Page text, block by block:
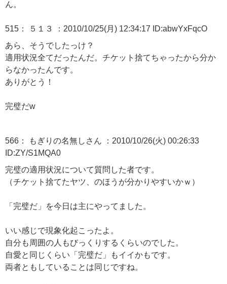
ん。
515： ５１３ ：2010/10/25(月) 12:34:17 ID:abwYxFqcO
あら、そうでしたっけ？
適用状況全てだったんだ。チケット捨てちゃったから分か
らなかったんです。
ありがとう！
完璧だw
566： もぎりの名無しさん ：2010/10/26(火) 00:26:33
ID:ZY/S1MQA0
完璧の適用状況について質問した者です。
（チケット捨てたヤツ、のほうが分かりやすいかｗ）
「完璧だ」を今日は主にやってました。
いい感じで現象化起こったよ。
自分も周囲の人もびっくりするくらいのでした。
自愛と同じくらい「完璧だ」もイイかもです。
両者ともしていることは同じですね。